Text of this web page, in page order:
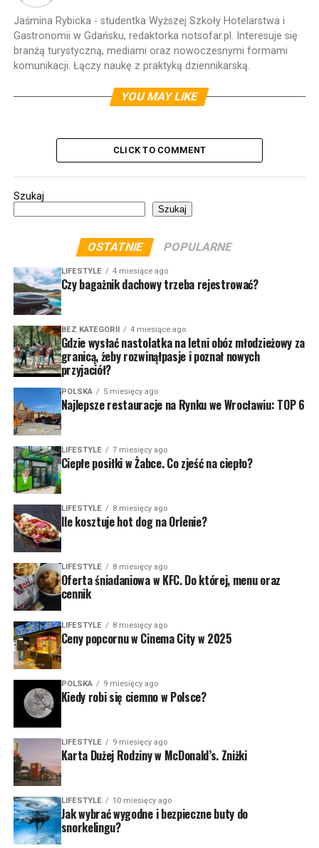
Jaśmina Rybicka - studentka Wyższej Szkoły Hotelarstwa i
Gastronomii w Gdańsku, redaktorka notsofar.pl. Interesuje się
branżą turystyczną, mediami oraz nowoczesnymi formami
komunikacji. Łączy naukę z praktyką dziennikarską.
YOU MAY LIKE
CLICK TO COMMENT
Szukaj
Szukaj
OSTATNIE POPULARNE
LIFESTYLE 4 miesiące ago
Czy bagażnik dachowy trzeba rejestrować?
BEZ KATEGORII 4 miesiące ago
Gdzie wysłać nastolatka na letni obóz młodzieżowy za
granicą, żeby rozwinąłpasje i poznał nowych
przyjaciół?
POLSKA 5 miesięcy ago
Najlepsze restauracje na Rynku we Wrocławiu: TOP 6
LIFESTYLE 7 miesięcy ago
Ciepłe posiłki w Żabce. Co zjeść na ciepło?
LIFESTYLE 8 miesięcy ago
Ile kosztuje hot dog na Orlenie?
LIFESTYLE 8 miesięcy ago
Oferta śniadaniowa w KFC. Do której, menu oraz
cennik
LIFESTYLE 8 miesięcy ago
Ceny popcornu w Cinema City w 2025
POLSKA 9 miesięcy ago
Kiedy robi się ciemno w Polsce?
LIFESTYLE 9 miesięcy ago
Karta Dużej Rodziny w McDonald’s. Zniżki
LIFESTYLE 10 miesięcy ago
Jak wybrać wygodne i bezpieczne buty do
snorkelingu?